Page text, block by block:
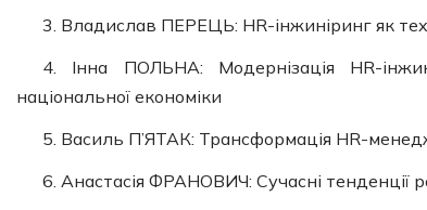
3. Владислав ПЕРЕЦЬ: HR-інжиніринг як
4. Інна ПОЛЬНА: Модернізація HR-
національної економіки
5. Василь П’ЯТАК: Трансформація HR-
6. Анастасія ФРАНОВИЧ: Сучасні тенденції